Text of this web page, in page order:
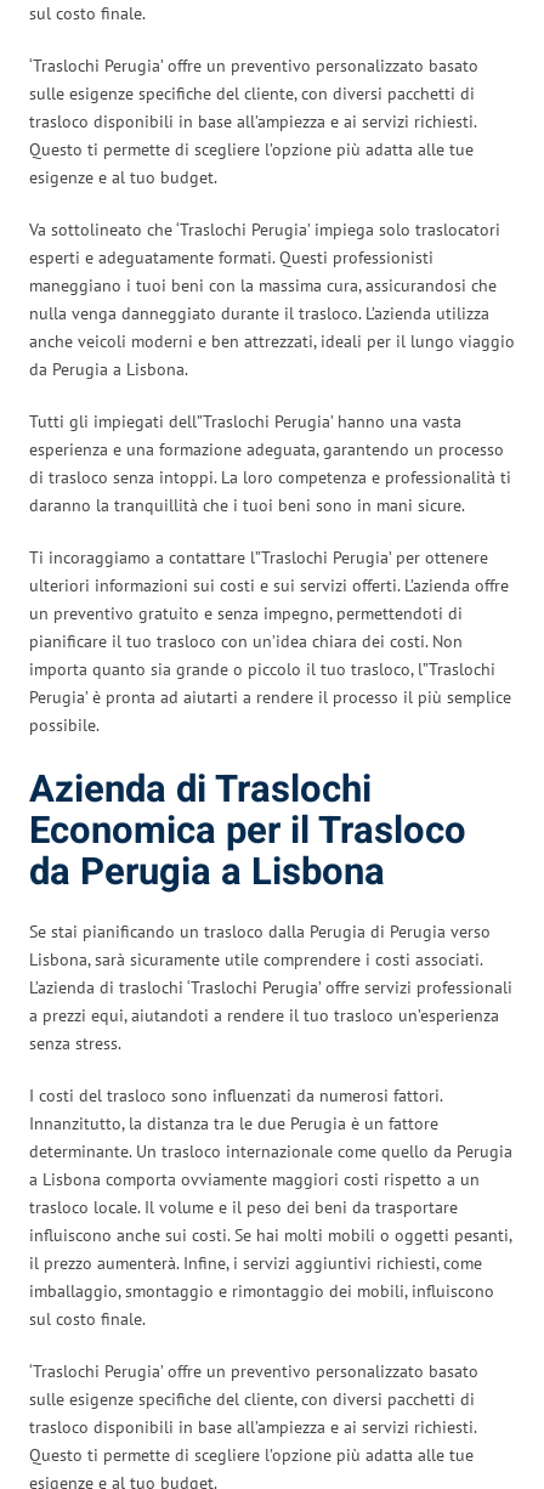
sul costo finale.
‘Traslochi Perugia’ offre un preventivo personalizzato basato
sulle esigenze specifiche del cliente, con diversi pacchetti di
trasloco disponibili in base all’ampiezza e ai servizi richiesti.
Questo ti permette di scegliere l’opzione più adatta alle tue
esigenze e al tuo budget.
Va sottolineato che ‘Traslochi Perugia’ impiega solo traslocatori
esperti e adeguatamente formati. Questi professionisti
maneggiano i tuoi beni con la massima cura, assicurandosi che
nulla venga danneggiato durante il trasloco. L’azienda utilizza
anche veicoli moderni e ben attrezzati, ideali per il lungo viaggio
da Perugia a Lisbona.
Tutti gli impiegati dell”Traslochi Perugia’ hanno una vasta
esperienza e una formazione adeguata, garantendo un processo
di trasloco senza intoppi. La loro competenza e professionalità ti
daranno la tranquillità che i tuoi beni sono in mani sicure.
Ti incoraggiamo a contattare l”Traslochi Perugia’ per ottenere
ulteriori informazioni sui costi e sui servizi offerti. L’azienda offre
un preventivo gratuito e senza impegno, permettendoti di
pianificare il tuo trasloco con un’idea chiara dei costi. Non
importa quanto sia grande o piccolo il tuo trasloco, l”Traslochi
Perugia’ è pronta ad aiutarti a rendere il processo il più semplice
possibile.
Azienda di Traslochi
Economica per il Trasloco
da Perugia a Lisbona
Se stai pianificando un trasloco dalla Perugia di Perugia verso
Lisbona, sarà sicuramente utile comprendere i costi associati.
L’azienda di traslochi ‘Traslochi Perugia’ offre servizi professionali
a prezzi equi, aiutandoti a rendere il tuo trasloco un’esperienza
senza stress.
I costi del trasloco sono influenzati da numerosi fattori.
Innanzitutto, la distanza tra le due Perugia è un fattore
determinante. Un trasloco internazionale come quello da Perugia
a Lisbona comporta ovviamente maggiori costi rispetto a un
trasloco locale. Il volume e il peso dei beni da trasportare
influiscono anche sui costi. Se hai molti mobili o oggetti pesanti,
il prezzo aumenterà. Infine, i servizi aggiuntivi richiesti, come
imballaggio, smontaggio e rimontaggio dei mobili, influiscono
sul costo finale.
‘Traslochi Perugia’ offre un preventivo personalizzato basato
sulle esigenze specifiche del cliente, con diversi pacchetti di
trasloco disponibili in base all’ampiezza e ai servizi richiesti.
Questo ti permette di scegliere l’opzione più adatta alle tue
esigenze e al tuo budget.